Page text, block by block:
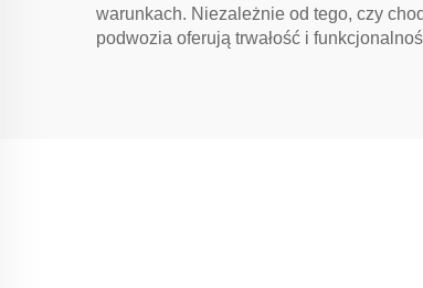
warunkach. Niezależnie od tego, czy
podwozia oferują trwałość i